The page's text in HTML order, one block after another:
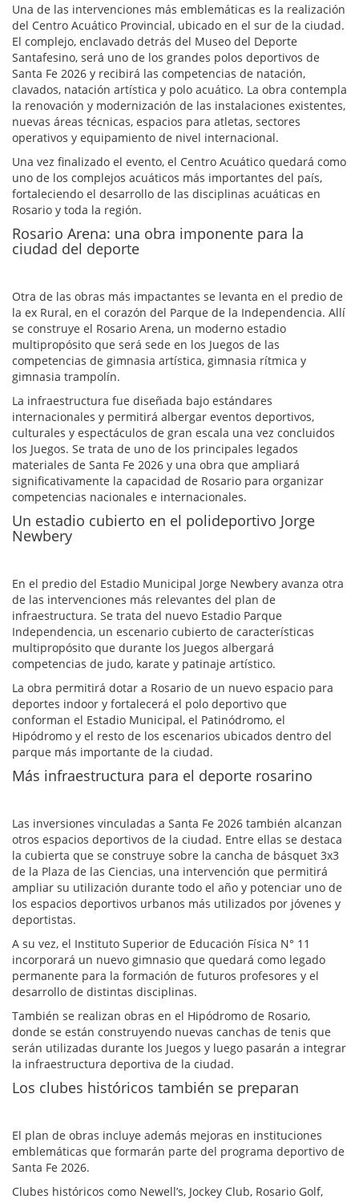
Una de las intervenciones más emblemáticas es la realización
del Centro Acuático Provincial, ubicado en el sur de la ciudad.
El complejo, enclavado detrás del Museo del Deporte
Santafesino, será uno de los grandes polos deportivos de
Santa Fe 2026 y recibirá las competencias de natación,
clavados, natación artística y polo acuático. La obra contempla
la renovación y modernización de las instalaciones existentes,
nuevas áreas técnicas, espacios para atletas, sectores
operativos y equipamiento de nivel internacional.
Una vez finalizado el evento, el Centro Acuático quedará como
uno de los complejos acuáticos más importantes del país,
fortaleciendo el desarrollo de las disciplinas acuáticas en
Rosario y toda la región.
Rosario Arena: una obra imponente para la
ciudad del deporte
Otra de las obras más impactantes se levanta en el predio de
la ex Rural, en el corazón del Parque de la Independencia. Allí
se construye el Rosario Arena, un moderno estadio
multipropósito que será sede en los Juegos de las
competencias de gimnasia artística, gimnasia rítmica y
gimnasia trampolín.
La infraestructura fue diseñada bajo estándares
internacionales y permitirá albergar eventos deportivos,
culturales y espectáculos de gran escala una vez concluidos
los Juegos. Se trata de uno de los principales legados
materiales de Santa Fe 2026 y una obra que ampliará
significativamente la capacidad de Rosario para organizar
competencias nacionales e internacionales.
Un estadio cubierto en el polideportivo Jorge
Newbery
En el predio del Estadio Municipal Jorge Newbery avanza otra
de las intervenciones más relevantes del plan de
infraestructura. Se trata del nuevo Estadio Parque
Independencia, un escenario cubierto de características
multipropósito que durante los Juegos albergará
competencias de judo, karate y patinaje artístico.
La obra permitirá dotar a Rosario de un nuevo espacio para
deportes indoor y fortalecerá el polo deportivo que
conforman el Estadio Municipal, el Patinódromo, el
Hipódromo y el resto de los escenarios ubicados dentro del
parque más importante de la ciudad.
Más infraestructura para el deporte rosarino
Las inversiones vinculadas a Santa Fe 2026 también alcanzan
otros espacios deportivos de la ciudad. Entre ellas se destaca
la cubierta que se construye sobre la cancha de básquet 3x3
de la Plaza de las Ciencias, una intervención que permitirá
ampliar su utilización durante todo el año y potenciar uno de
los espacios deportivos urbanos más utilizados por jóvenes y
deportistas.
A su vez, el Instituto Superior de Educación Física N° 11
incorporará un nuevo gimnasio que quedará como legado
permanente para la formación de futuros profesores y el
desarrollo de distintas disciplinas.
También se realizan obras en el Hipódromo de Rosario,
donde se están construyendo nuevas canchas de tenis que
serán utilizadas durante los Juegos y luego pasarán a integrar
la infraestructura deportiva de la ciudad.
Los clubes históricos también se preparan
El plan de obras incluye además mejoras en instituciones
emblemáticas que formarán parte del programa deportivo de
Santa Fe 2026.
Clubes históricos como Newell’s, Jockey Club, Rosario Golf,